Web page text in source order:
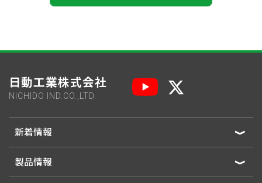
日動工業株式会社
NICHIDO IND.CO.,LTD.
新着情報
製品情報